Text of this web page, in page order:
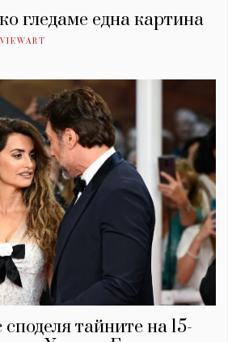
гледаме една картина
тайните на 15-